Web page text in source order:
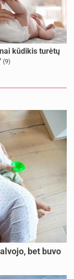
kūdikis turėtų
(9)
bet buvo